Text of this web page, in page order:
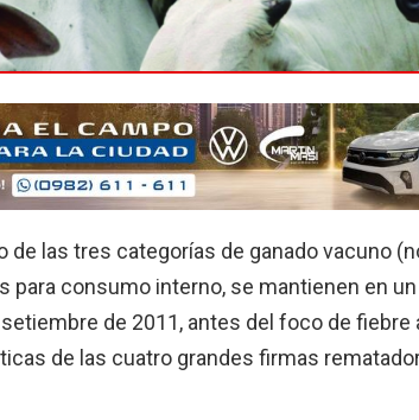
de las tres categorías de ganado vacuno
para consumo interno, se mantienen en
de 2011, antes del foco de fiebre
de las cuatro grandes firmas